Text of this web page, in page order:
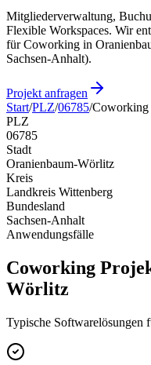
Mitgliederverwaltung,
Flexible Workspaces. Wir
für Coworking in
Sachsen-Anhalt).
Projekt anfragen
Start/PLZ/06785/Coworking
PLZ
06785
Stadt
Oranienbaum-Wörlitz
Kreis
Landkreis Wittenberg
Bundesland
Sachsen-Anhalt
Anwendungsfälle
Coworking
Wörlitz
Typische Softwarelösungen